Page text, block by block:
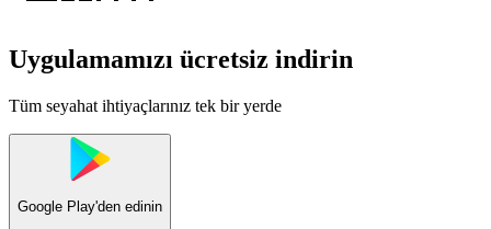
Uygulamamızı ücretsiz indirin
Tüm seyahat ihtiyaçlarınız tek bir yerde
Google Play'den edinin